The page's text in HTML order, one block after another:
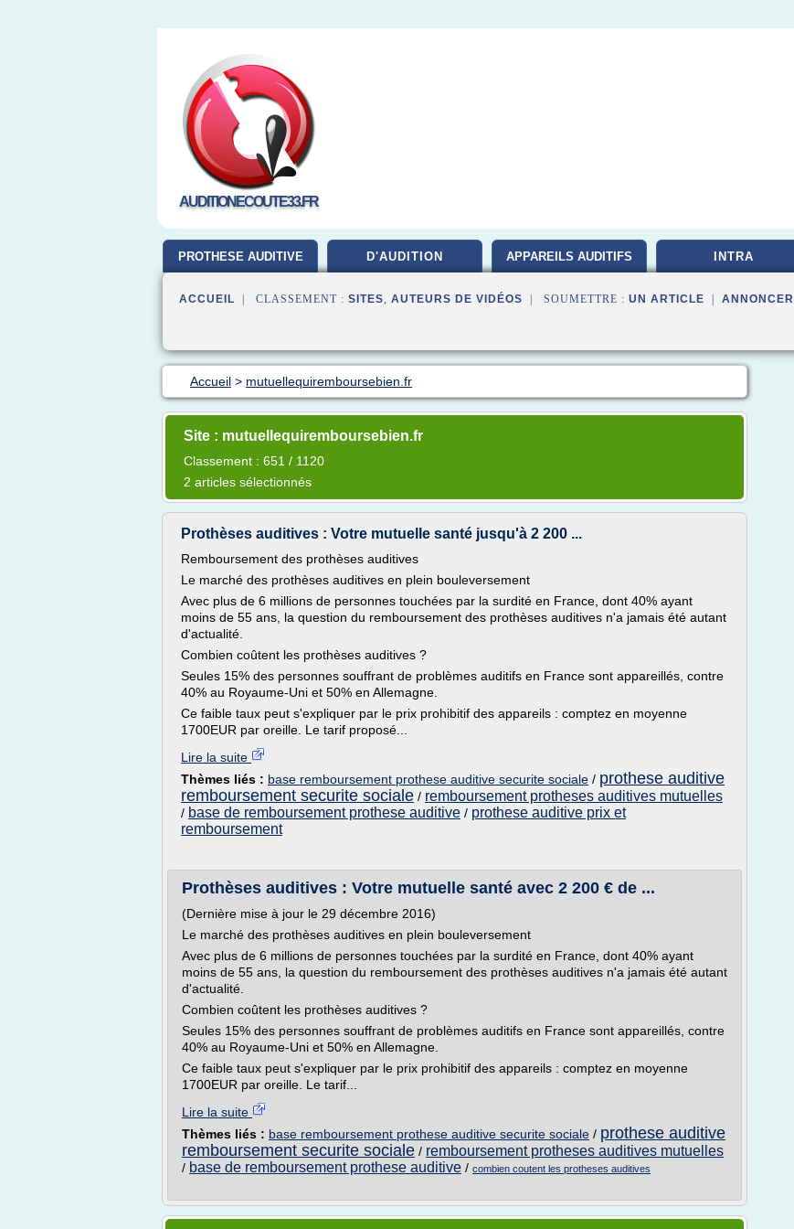
AUDITIONECOUTE33.FR
PROTHESE AUDITIVE D'AUDITION APPAREILS AUDITIFS INTRA
ACCUEIL | CLASSEMENT : SITES, AUTEURS DE VIDÉOS | SOUMETTRE : UN ARTICLE ANNONCER
Accueil > mutuellequiremboursebien.fr
Site : mutuellequiremboursebien.fr
Classement : 651 / 1120
2 articles sélectionnés
Prothèses auditives : Votre mutuelle santé jusqu'à 2 200 ...
Remboursement des prothèses auditives
Le marché des prothèses auditives en plein bouleversement
Avec plus de 6 millions de personnes touchées par la surdité en France, dont 40% ayant
moins de 55 ans, la question du remboursement des prothèses auditives n'a jamais été autant
d'actualité.
Combien coûtent les prothèses auditives ?
Seules 15% des personnes souffrant de problèmes auditifs en France sont appareillés, contre
40% au Royaume-Uni et 50% en Allemagne.
Ce faible taux peut s'expliquer par le prix prohibitif des appareils : comptez en moyenne
1700EUR par oreille. Le tarif proposé...
Lire la suite
Thèmes liés : base remboursement prothese auditive securite sociale / prothese auditive
remboursement securite sociale / remboursement protheses auditives mutuelles
/ base de remboursement prothese auditive / prothese auditive prix et
remboursement
Prothèses auditives : Votre mutuelle santé avec 2 200 € de ...
(Dernière mise à jour le 29 décembre 2016)
Le marché des prothèses auditives en plein bouleversement
Avec plus de 6 millions de personnes touchées par la surdité en France, dont 40% ayant
moins de 55 ans, la question du remboursement des prothèses auditives n'a jamais été autant
d'actualité.
Combien coûtent les prothèses auditives ?
Seules 15% des personnes souffrant de problèmes auditifs en France sont appareillés, contre
40% au Royaume-Uni et 50% en Allemagne.
Ce faible taux peut s'expliquer par le prix prohibitif des appareils : comptez en moyenne
1700EUR par oreille. Le tarif...
Lire la suite
Thèmes liés : base remboursement prothese auditive securite sociale / prothese auditive
remboursement securite sociale / remboursement protheses auditives mutuelles
/ base de remboursement prothese auditive / combien coutent les protheses auditives